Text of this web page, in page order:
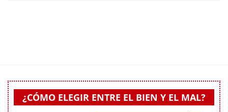
¿CÓMO ELEGIR ENTRE EL BIEN Y EL MAL?